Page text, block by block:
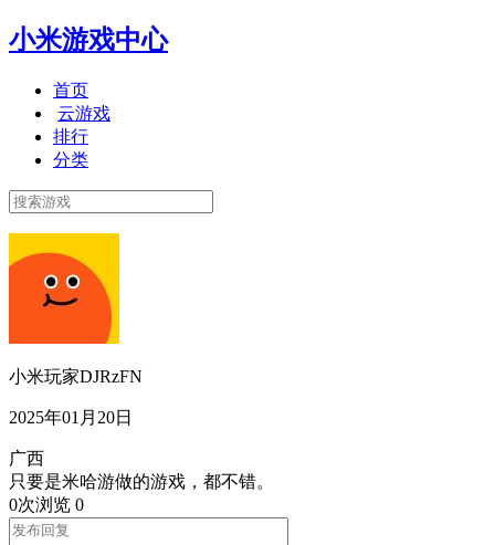
小米游戏中心
首页
云游戏
排行
分类
小米玩家DJRzFN
2025年01月20日
广西
只要是米哈游做的游戏，都不错。
0次浏览 0